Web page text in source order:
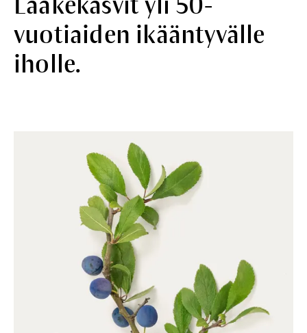
Lääkekasvit yli 50-
vuotiaiden ikääntyvälle
iholle.